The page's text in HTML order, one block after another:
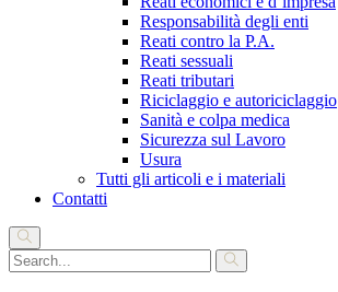
Responsabilità degli enti
Reati contro la P.A.
Reati sessuali
Reati tributari
Riciclaggio e autoriciclaggio
Sanità e colpa medica
Sicurezza sul Lavoro
Usura
Tutti gli articoli e i materiali
Contatti